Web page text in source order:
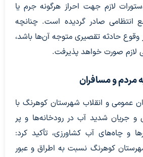
لازم جهت احراز هرگونه جرم یا
انتظامی صادر گردیده است. چنانچه
حادثه تقصیری متوجه آن‌ها باشد،
لازم صورت خواهد پذیرفت.
مردم و مسافران
عمومی و انقلاب شهرستان کوهرنگ با
و جریان شدید آب در رودخانه‌ها و پر
و چاه‌های آب کشاورزی، تأکید کرد:
کوهرنگ نسبت به اطراق و عبور